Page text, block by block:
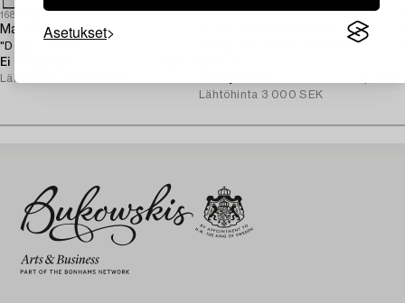
Asetukset
1688630
Ma Yue,
"Dogs", 2006.
Ei tarjouksia
Lähtöhinta
Lähtöhinta 3 000 SEK